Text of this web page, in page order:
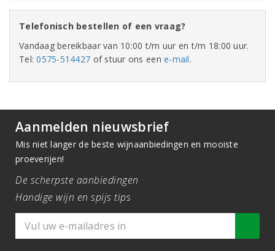
Telefonisch bestellen of een vraag?
Vandaag bereikbaar van 10:00 t/m uur en t/m 18:00 uur.
Tel:0575-514427 of stuur ons eene-mail.
Aanmelden nieuwsbrief
Mis niet langer de beste wijnaanbiedingen en mooiste
proeverijen!
De scherpste aanbiedingen
Handige wijn en spijs tips